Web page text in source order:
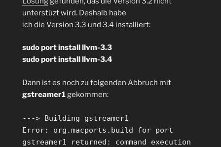
unterstüzt wird. Deshalb habe
ich die Version 3.3 und 3.4 installiert:
sudo port install llvm-3.3
sudo port install llvm-3.4
Dann ist es noch zu folgenden Abbruch mit
gstreamer1gekommen:
---> Building gstreamer1
Error: org.macports.build for port
gstreamer1 returned: command execution